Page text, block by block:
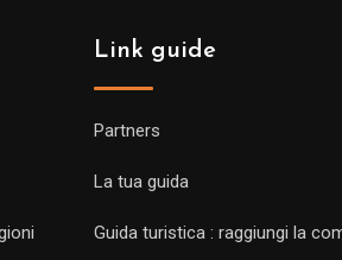
Link guide
Partners
La tua guida
Guida turistica : raggiungi la